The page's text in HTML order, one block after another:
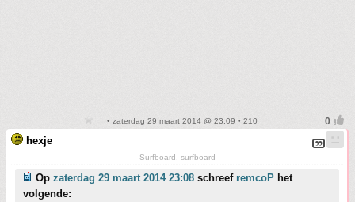
• zaterdag 29 maart 2014 @ 23:09 • 210
hexje
Surfboard, surfboard
Op zaterdag 29 maart 2014 23:08 schreef remcoP het
volgende: